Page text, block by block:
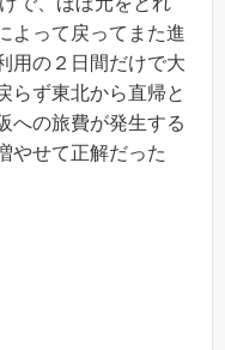
よって戻ってまた進
用の２日間だけで大
らず東北から直帰と
への旅費が発生する
やせて正解だった